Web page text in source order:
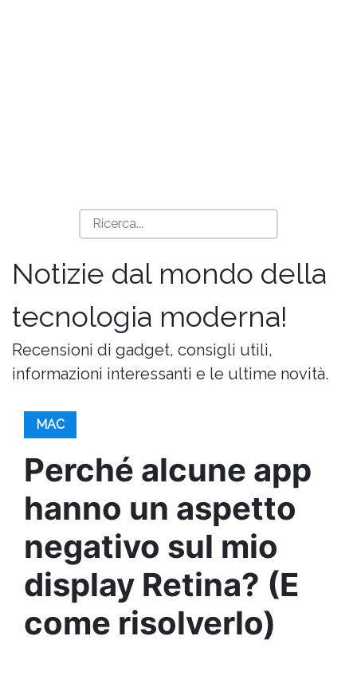
Notizie dal mondo della
tecnologia moderna!
Recensioni di gadget, consigli utili,
informazioni interessanti e le ultime novità.
MAC
Perché alcune app
hanno un aspetto
negativo sul mio
display Retina? (E
come risolverlo)